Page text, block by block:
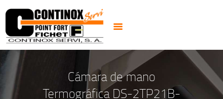
Cámara de mano
Termográfica DS-2TP21B-
PUERTAS
CERRADURAS
CAJAS FUERTES
CERRAJEROS 24H
ALARMAS CCTV